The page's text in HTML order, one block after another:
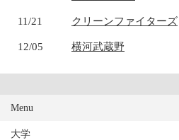
11/21 クリーンファイターズ
12/05 横河武蔵野
Menu
大学